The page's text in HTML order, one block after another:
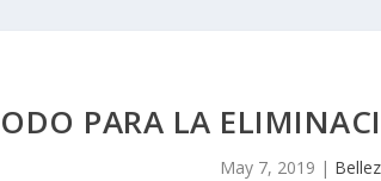
PARA LA
May 7, 2019 |